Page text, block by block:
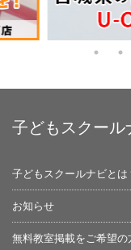
子どもスクール
子どもスクールナビとは
お知らせ
無料教室掲載をご希望の